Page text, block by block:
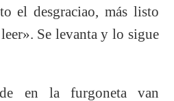
el desgraciao, más listo
Se levanta y lo sigue
en la furgoneta van